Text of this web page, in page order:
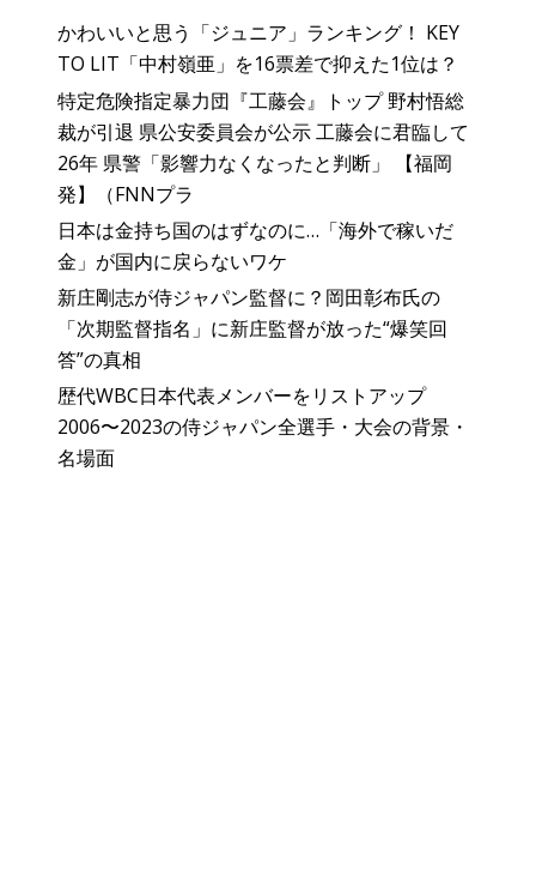
かわいいと思う「ジュニア」ランキング！ KEY
TO LIT「中村嶺亜」を16票差で抑えた1位は？
特定危険指定暴力団『工藤会』トップ 野村悟総
裁が引退 県公安委員会が公示 工藤会に君臨して
26年 県警「影響力なくなったと判断」 【福岡
発】（FNNプラ
日本は金持ち国のはずなのに…「海外で稼いだ
金」が国内に戻らないワケ
新庄剛志が侍ジャパン監督に？岡田彰布氏の
「次期監督指名」に新庄監督が放った“爆笑回
答”の真相
歴代WBC日本代表メンバーをリストアップ
2006〜2023の侍ジャパン全選手・大会の背景・
名場面